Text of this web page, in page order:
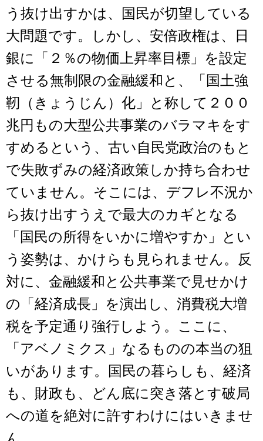
う抜け出すかは、国民が切望している
大問題です。しかし、安倍政権は、日
銀に「２％の物価上昇率目標」を設定
させる無制限の金融緩和と、「国土強
靭（きょうじん）化」と称して２００
兆円もの大型公共事業のバラマキをす
すめるという、古い自民党政治のもと
で失敗ずみの経済政策しか持ち合わせ
ていません。そこには、デフレ不況か
ら抜け出すうえで最大のカギとなる
「国民の所得をいかに増やすか」とい
う姿勢は、かけらも見られません。反
対に、金融緩和と公共事業で見せかけ
の「経済成長」を演出し、消費税大増
税を予定通り強行しよう。ここに、
「アベノミクス」なるものの本当の狙
いがあります。国民の暮らしも、経済
も、財政も、どん底に突き落とす破局
への道を絶対に許すわけにはいきませ